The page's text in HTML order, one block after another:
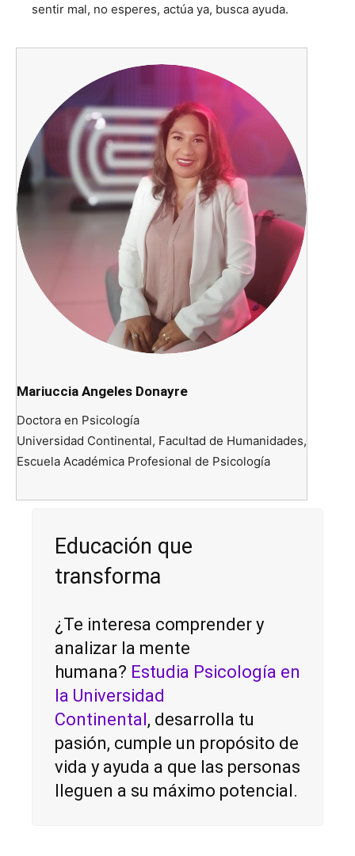
sentir mal, no esperes, actúa ya, busca ayuda.
Mariuccia Angeles Donayre
Doctora en Psicología
Universidad Continental, Facultad de Humanidades,
Escuela Académica Profesional de Psicología
Educación que
transforma
¿Te interesa comprender y
analizar la mente
humana? Estudia Psicología en
la Universidad
Continental, desarrolla tu
pasión, cumple un propósito de
vida y ayuda a que las personas
lleguen a su máximo potencial.